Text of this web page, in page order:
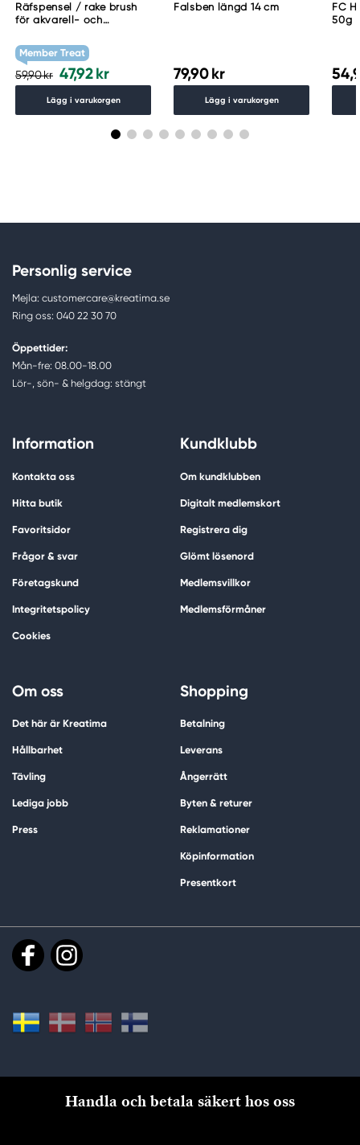
Räfspensel / rake brush
för akvarell- och
syntetborst
Member Treat
59,90 kr 47,92 kr
Lägg i varukorgen
Falsben längd 14 cm
79,90 kr
Lägg i varukorgen
FC
50g
Personlig service
Mejla: customercare@kreatima.se
Ring oss: 040 22 30 70
Öppettider:
Mån-fre: 08.00-18.00
Lör-, sön- & helgdag: stängt
Information
Kontakta oss
Hitta butik
Favoritsidor
Frågor & svar
Företagskund
Integritetspolicy
Cookies
Kundklubb
Om kundklubben
Digitalt medlemskort
Registrera dig
Glömt lösenord
Medlemsvillkor
Medlemsförmåner
Om oss
Det här är Kreatima
Hållbarhet
Tävling
Lediga jobb
Press
Shopping
Betalning
Leverans
Ångerrätt
Byten & returer
Reklamationer
Köpinformation
Presentkort
Handla och betala säkert hos oss